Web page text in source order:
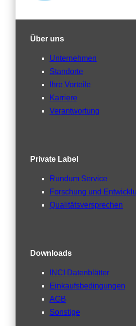
Über uns
Unternehmen
Standorte
Ihre Vorteile
Karriere
Verantwortung
Private Label
Rundum Service
Forschung und
Qualitätsversprechen
Downloads
INCI Datenblätter
Einkaufsbedingungen
AGB
Sonstige